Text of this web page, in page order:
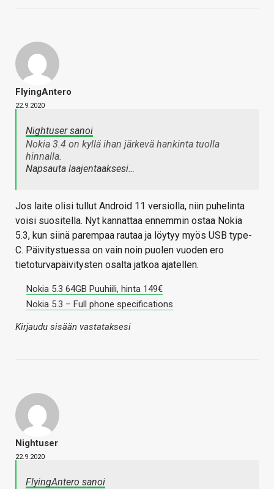
FlyingAntero
22.9.2020
Nightuser sanoi
Nokia 3.4 on kyllä ihan järkevä hankinta tuolla
hinnalla.
Napsauta laajentaaksesi…
Jos laite olisi tullut Android 11 versiolla, niin puhelinta
voisi suositella. Nyt kannattaa ennemmin ostaa Nokia
5.3, kun siinä parempaa rautaa ja löytyy myös USB type-
C. Päivitystuessa on vain noin puolen vuoden ero
tietoturvapäivitysten osalta jatkoa ajatellen.
Nokia 5.3 64GB Puuhiili, hinta 149€
Nokia 5.3 – Full phone specifications
Kirjaudu sisään vastataksesi
Nightuser
22.9.2020
FlyingAntero sanoi